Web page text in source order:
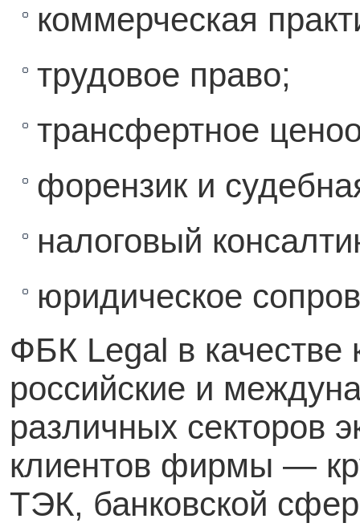
коммерческая
трудовое право;
трансфертное
форензик и
налоговый
юридическое
ФБК Legal в качестве
российские и
различных секторов
клиентов фирмы —
ТЭК, банковской